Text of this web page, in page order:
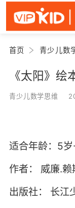
首页 青少儿数
《太阳》绘
青少儿数学思维
适合年龄：5
作者：
威廉.赖
出版社：
长江